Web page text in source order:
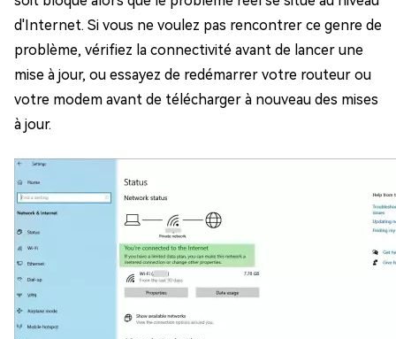
d'Internet. Si vous ne voulez pas rencontrer ce genre de
problème, vérifiez la connectivité avant de lancer une
mise à jour, ou essayez de redémarrer votre routeur ou
votre modem avant de télécharger à nouveau des mises
à jour.